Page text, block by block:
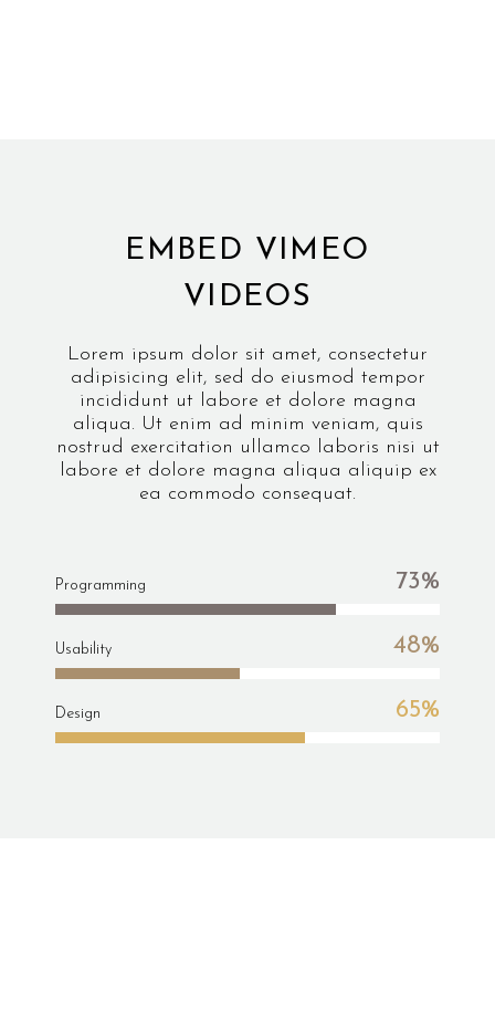
EMBED VIMEO
VIDEOS
Lorem ipsum dolor sit amet, consectetur
adipisicing elit, sed do eiusmod tempor
incididunt ut labore et dolore magna
aliqua. Ut enim ad minim veniam, quis
nostrud exercitation ullamco laboris nisi ut
labore et dolore magna aliqua aliquip ex
ea commodo consequat.
Programming 73%
Usability 48%
Design 65%